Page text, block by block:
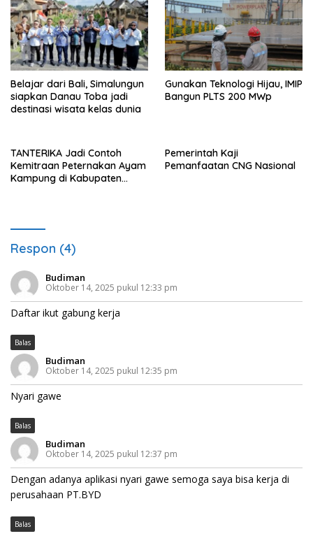
Belajar dari Bali, Simalungun
siapkan Danau Toba jadi
destinasi wisata kelas dunia
Gunakan Teknologi Hijau, IMIP
Bangun PLTS 200 MWp
TANTERIKA Jadi Contoh
Kemitraan Peternakan Ayam
Kampung di Kabupaten
Pemerintah Kaji
Pemanfaatan CNG Nasional
Respon (4)
Budiman
Oktober 14, 2025 pukul 12:33 pm
Daftar ikut gabung kerja
Balas
Budiman
Oktober 14, 2025 pukul 12:35 pm
Nyari gawe
Balas
Budiman
Oktober 14, 2025 pukul 12:37 pm
Dengan adanya aplikasi nyari gawe semoga saya bisa kerja di
perusahaan PT.BYD
Balas